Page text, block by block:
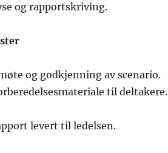
og rapportskriving.
og godkjenning av scenario.
til deltakere.
levert til ledelsen.